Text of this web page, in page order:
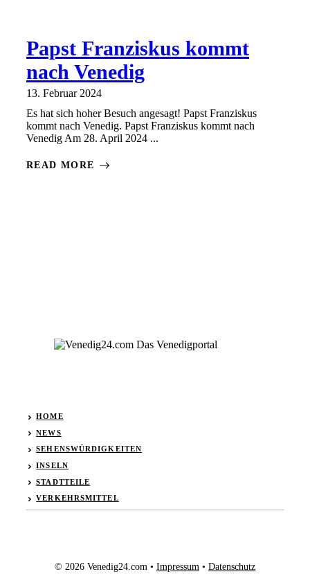
Papst Franziskus kommt
nach Venedig
13. Februar 2024
Es hat sich hoher Besuch angesagt! Papst Franziskus
kommt nach Venedig. Papst Franziskus kommt nach
Venedig Am 28. April 2024 ...
READ MORE
HOME
NEWS
SEHENSWÜRDIGKEITEN
INSELN
STADTTEILE
VERKEHRSMITTEL
© 2026 Venedig24.com • Impressum • Datenschutz